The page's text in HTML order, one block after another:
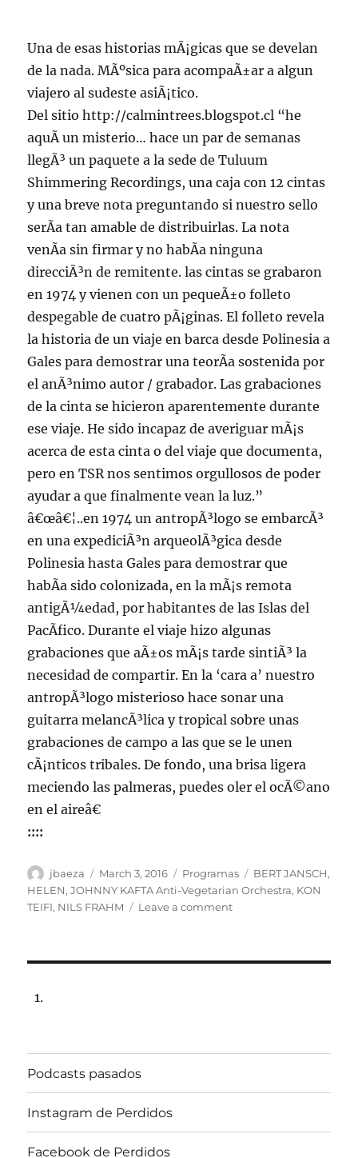
Una de esas historias mÃ¡gicas que se develan
de la nada. MÃºsica para acompaÃ±ar a algun
viajero al sudeste asiÃ¡tico.
Del sitio http://calmintrees.blogspot.cl “he
aquÃ­ un misterio… hace un par de semanas
llegÃ³ un paquete a la sede de Tuluum
Shimmering Recordings, una caja con 12 cintas
y una breve nota preguntando si nuestro sello
serÃ­a tan amable de distribuirlas. La nota
venÃ­a sin firmar y no habÃ­a ninguna
direcciÃ³n de remitente. las cintas se grabaron
en 1974 y vienen con un pequeÃ±o folleto
despegable de cuatro pÃ¡ginas. El folleto revela
la historia de un viaje en barca desde Polinesia a
Gales para demostrar una teorÃ­a sostenida por
el anÃ³nimo autor / grabador. Las grabaciones
de la cinta se hicieron aparentemente durante
ese viaje. He sido incapaz de averiguar mÃ¡s
acerca de esta cinta o del viaje que documenta,
pero en TSR nos sentimos orgullosos de poder
ayudar a que finalmente vean la luz.”
â€œâ€¦..en 1974 un antropÃ³logo se embarcÃ³
en una expediciÃ³n arqueolÃ³gica desde
Polinesia hasta Gales para demostrar que
habÃ­a sido colonizada, en la mÃ¡s remota
antigÃ¼edad, por habitantes de las Islas del
PacÃ­fico. Durante el viaje hizo algunas
grabaciones que aÃ±os mÃ¡s tarde sintiÃ³ la
necesidad de compartir. En la ‘cara a’ nuestro
antropÃ³logo misterioso hace sonar una
guitarra melancÃ³lica y tropical sobre unas
grabaciones de campo a las que se le unen
cÃ¡nticos tribales. De fondo, una brisa ligera
meciendo las palmeras, puedes oler el ocÃ©ano
en el aireâ€
::::
Author
jbaeza
Posted
on
March 3, 2016 Categories
Programas Tags
BERT JANSCH,
HELEN,JOHNNY KAFTA Anti-Vegetarian Orchestra, KON
TEIFI, NILS FRAHM Leave a commenton
Radio
22:00hrs.
Podcasts pasados
Instagram de Perdidos
Facebook de Perdidos